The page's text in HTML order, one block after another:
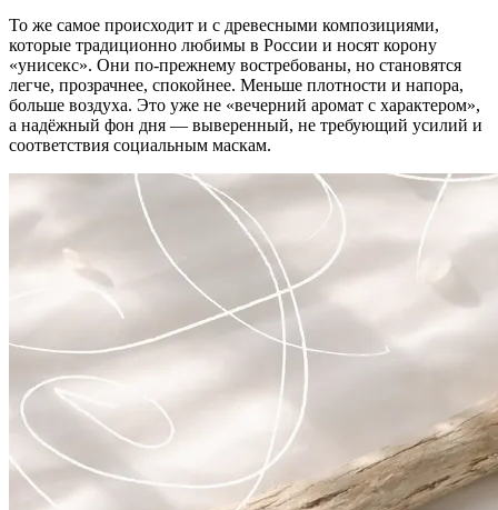
То же самое происходит и с древесными композициями,
которые традиционно любимы в России и носят корону
«унисекс». Они по-прежнему востребованы, но становятся
легче, прозрачнее, спокойнее. Меньше плотности и напора,
больше воздуха. Это уже не «вечерний аромат с характером»,
а надёжный фон дня — выверенный, не требующий усилий и
соответствия социальным маскам.